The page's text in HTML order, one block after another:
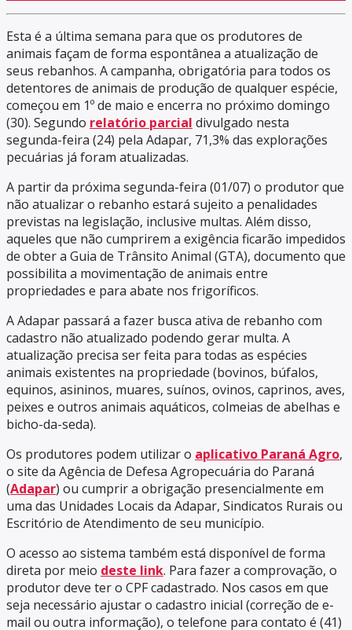
Esta é a última semana para que os produtores de
animais façam de forma espontânea a atualização de
seus rebanhos. A campanha, obrigatória para todos os
detentores de animais de produção de qualquer espécie,
começou em 1º de maio e encerra no próximo domingo
(30). Segundo relatório parcial divulgado nesta
segunda-feira (24) pela Adapar, 71,3% das explorações
pecuárias já foram atualizadas.
A partir da próxima segunda-feira (01/07) o produtor que
não atualizar o rebanho estará sujeito a penalidades
previstas na legislação, inclusive multas. Além disso,
aqueles que não cumprirem a exigência ficarão impedidos
de obter a Guia de Trânsito Animal (GTA), documento que
possibilita a movimentação de animais entre
propriedades e para abate nos frigoríficos.
A Adapar passará a fazer busca ativa de rebanho com
cadastro não atualizado podendo gerar multa. A
atualização precisa ser feita para todas as espécies
animais existentes na propriedade (bovinos, búfalos,
equinos, asininos, muares, suínos, ovinos, caprinos, aves,
peixes e outros animais aquáticos, colmeias de abelhas e
bicho-da-seda).
Os produtores podem utilizar o aplicativo Paraná Agro,
o site da Agência de Defesa Agropecuária do Paraná
(Adapar) ou cumprir a obrigação presencialmente em
uma das Unidades Locais da Adapar, Sindicatos Rurais ou
Escritório de Atendimento de seu município.
O acesso ao sistema também está disponível de forma
direta por meio deste link. Para fazer a comprovação, o
produtor deve ter o CPF cadastrado. Nos casos em que
seja necessário ajustar o cadastro inicial (correção de e-
mail ou outra informação), o telefone para contato é (41)